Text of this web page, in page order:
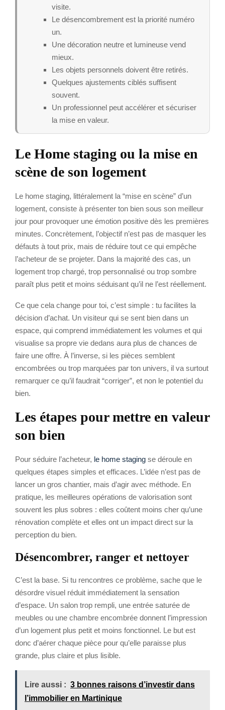
visite.
Le désencombrement est la priorité numéro
un.
Une décoration neutre et lumineuse vend
mieux.
Les objets personnels doivent être retirés.
Quelques ajustements ciblés suffisent
souvent.
Un professionnel peut accélérer et sécuriser
la mise en valeur.
Le Home staging ou la mise en
scène de son logement
Le home staging, littéralement la “mise en scène” d’un
logement, consiste à présenter ton bien sous son meilleur
jour pour provoquer une émotion positive dès les premières
minutes. Concrètement, l’objectif n’est pas de masquer les
défauts à tout prix, mais de réduire tout ce qui empêche
l’acheteur de se projeter. Dans la majorité des cas, un
logement trop chargé, trop personnalisé ou trop sombre
paraît plus petit et moins séduisant qu’il ne l’est réellement.
Ce que cela change pour toi, c’est simple : tu facilites la
décision d’achat. Un visiteur qui se sent bien dans un
espace, qui comprend immédiatement les volumes et qui
visualise sa propre vie dedans aura plus de chances de
faire une offre. À l’inverse, si les pièces semblent
encombrées ou trop marquées par ton univers, il va surtout
remarquer ce qu’il faudrait “corriger”, et non le potentiel du
bien.
Les étapes pour mettre en valeur
son bien
Pour séduire l’acheteur, le home staging se déroule en
quelques étapes simples et efficaces. L’idée n’est pas de
lancer un gros chantier, mais d’agir avec méthode. En
pratique, les meilleures opérations de valorisation sont
souvent les plus sobres : elles coûtent moins cher qu’une
rénovation complète et elles ont un impact direct sur la
perception du bien.
Désencombrer, ranger et nettoyer
C’est la base. Si tu rencontres ce problème, sache que le
désordre visuel réduit immédiatement la sensation
d’espace. Un salon trop rempli, une entrée saturée de
meubles ou une chambre encombrée donnent l’impression
d’un logement plus petit et moins fonctionnel. Le but est
donc d’aérer chaque pièce pour qu’elle paraisse plus
grande, plus claire et plus lisible.
Lire aussi : 3 bonnes raisons d’investir dans
l’immobilier en Martinique